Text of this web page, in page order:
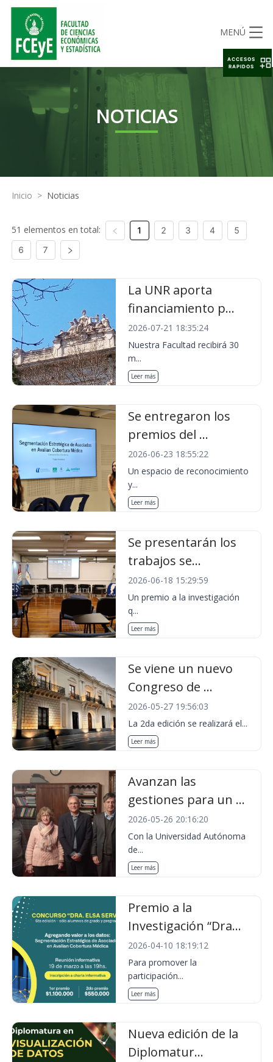
MENÚ
NOTICIAS
Inicio > Noticias
51 elementos en total: 1 2 3 4
5
6
7
La UNR aporta
financiamiento p...
2026-07-21 18:35:24
Nuestra Facultad recibirá 30
m...
Leer más
Se entregaron los
premios del ...
2026-06-23 18:55:22
Un espacio de reconocimiento
y...
Leer más
Se presentarán los
trabajos se...
2026-06-18 15:29:59
Un premio a la investigación
q...
Leer más
Se viene un nuevo
Congreso de ...
2026-05-27 19:56:03
La 2da edición se realizará el...
Leer más
Avanzan las
gestiones para un ...
2026-05-26 20:16:20
Con la Universidad Autónoma
de...
Leer más
Premio a la
Investigación “Dra...
2026-04-10 18:19:12
Para promover la
participación...
Leer más
Nueva edición de la
Diplomatur...
ACCESOS
RAPIDOS